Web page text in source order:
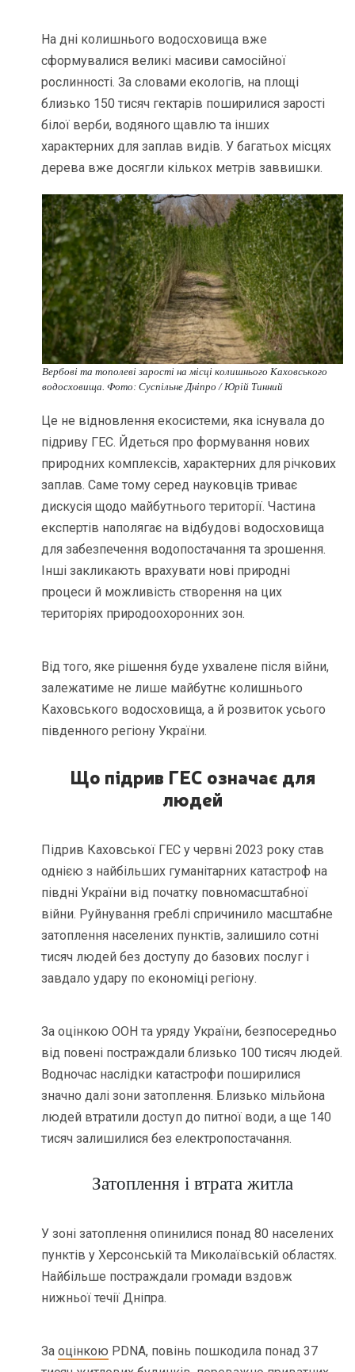
На дні колишнього водосховища вже
сформувалися великі масиви самосійної
рослинності. За словами екологів, на площі
близько 150 тисяч гектарів поширилися зарості
білої верби, водяного щавлю та інших
характерних для заплав видів. У багатьох місцях
дерева вже досягли кількох метрів заввишки.
Вербові та тополеві зарості на місці колишнього Каховського
водосховища. Фото: Суспільне Дніпро / Юрій Тинний
Це не відновлення екосистеми, яка існувала до
підриву ГЕС. Йдеться про формування нових
природних комплексів, характерних для річкових
заплав. Саме тому серед науковців триває
дискусія щодо майбутнього території. Частина
експертів наполягає на відбудові водосховища
для забезпечення водопостачання та зрошення.
Інші закликають врахувати нові природні
процеси й можливість створення на цих
територіях природоохоронних зон.
Від того, яке рішення буде ухвалене після війни,
залежатиме не лише майбутнє колишнього
Каховського водосховища, а й розвиток усього
південного регіону України.
Що підрив ГЕС означає для
людей
Підрив Каховської ГЕС у червні 2023 року став
однією з найбільших гуманітарних катастроф на
півдні України від початку повномасштабної
війни. Руйнування греблі спричинило масштабне
затоплення населених пунктів, залишило сотні
тисяч людей без доступу до базових послуг і
завдало удару по економіці регіону.
За оцінкою ООН та уряду України, безпосередньо
від повені постраждали близько 100 тисяч людей.
Водночас наслідки катастрофи поширилися
значно далі зони затоплення. Близько мільйона
людей втратили доступ до питної води, а ще 140
тисяч залишилися без електропостачання.
Затоплення і втрата житла
У зоні затоплення опинилися понад 80 населених
пунктів у Херсонській та Миколаївській областях.
Найбільше постраждали громади вздовж
нижньої течії Дніпра.
Заоцінкою PDNA, повінь пошкодила понад 37